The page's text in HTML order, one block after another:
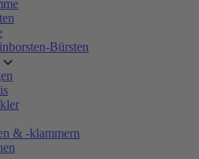
Bürsten
& -klammern